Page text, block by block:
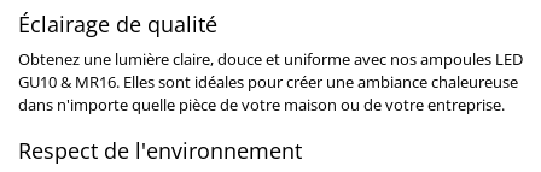
Éclairage de qualité
Obtenez une lumière claire, douce et uniforme avec nos ampoules LED
GU10 & MR16. Elles sont idéales pour créer une ambiance chaleureuse
dans n'importe quelle pièce de votre maison ou de votre entreprise.
Respect de l'environnement